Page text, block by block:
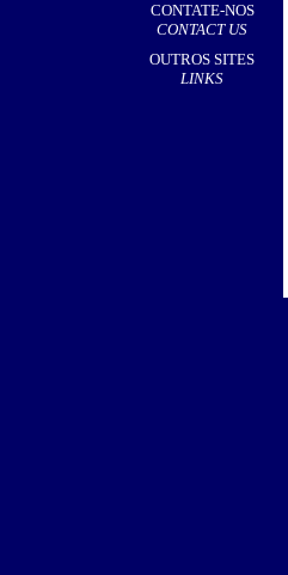
CONTATE-NOS
CONTACT US
OUTROS SITES
LINKS